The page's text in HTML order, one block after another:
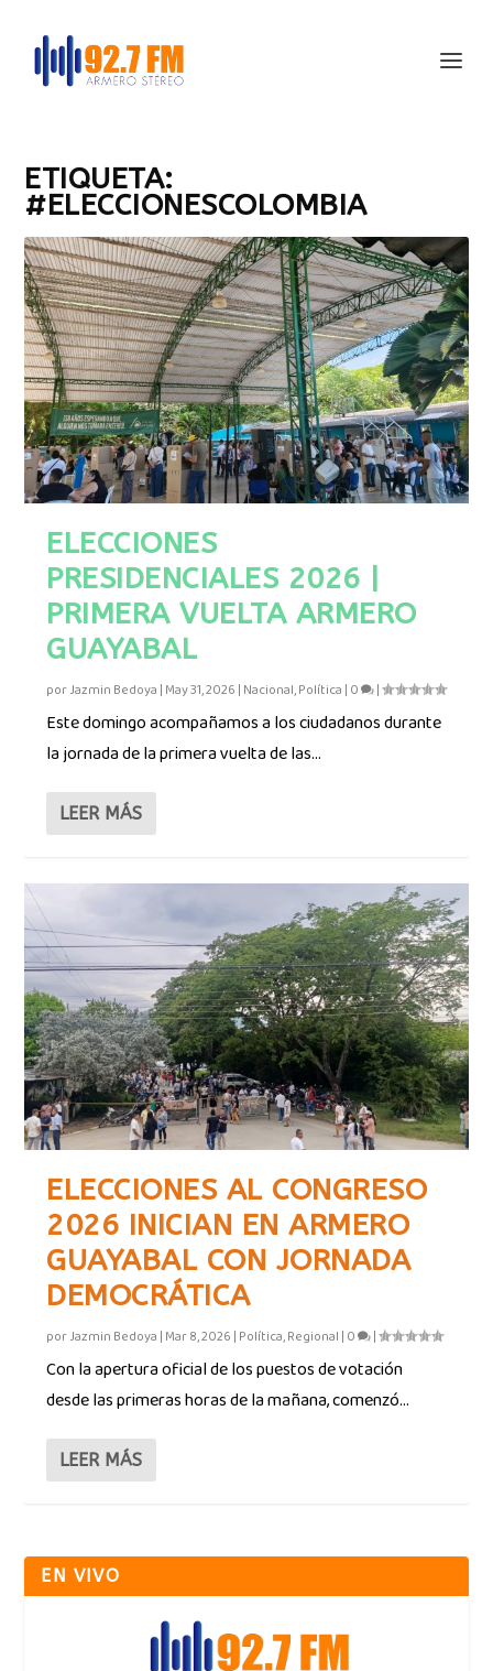
ETIQUETA:
#ELECCIONESCOLOMBIA
ELECCIONES
PRESIDENCIALES 2026 |
PRIMERA VUELTA ARMERO
GUAYABAL
porJazmin Bedoya | May 31, 2026 | Nacional,Política | 0 |
Este domingo acompañamos a los ciudadanos durante
la jornada de la primera vuelta de las...
LEER MÁS
ELECCIONES AL CONGRESO
2026 INICIAN EN ARMERO
GUAYABAL CON JORNADA
DEMOCRÁTICA
porJazmin Bedoya | Mar 8, 2026 | Política,Regional | 0 |
Con la apertura oficial de los puestos de votación
desde las primeras horas de la mañana, comenzó...
LEER MÁS
EN VIVO